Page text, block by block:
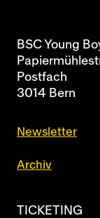
BSC Young
Postfach
3014 Bern
Newsletter
Archiv
TICKETING